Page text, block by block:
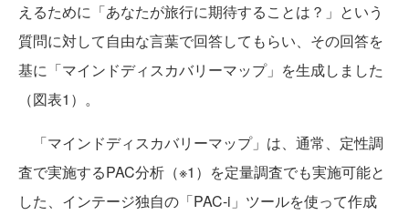
えるために「あなたが旅行に期待することは？」という
質問に対して自由な言葉で回答してもらい、その回答を
基に「マインドディスカバリーマップ」を生成しました
（図表1）。
「マインドディスカバリーマップ」は、通常、定性調
査で実施するPAC分析（※1）を定量調査でも実施可能と
した、インテージ独自の「PAC-i」ツールを使って作成